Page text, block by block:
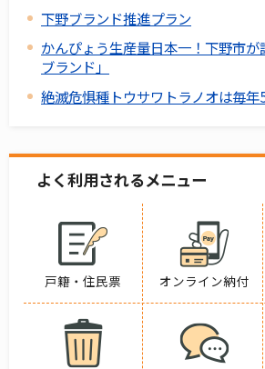
下野ブランド推進プラン
かんぴょう生産量日本一！下野市
ブランド」
絶滅危惧種トウサワトラノオは毎
よく利用されるメニュー
戸籍・住民票 オンライン納付